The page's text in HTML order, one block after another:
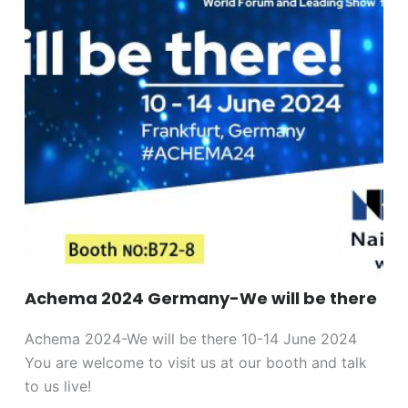
Achema 2024 Germany-We will be there
Achema 2024-We will be there 10-14 June 2024
You are welcome to visit us at our booth and talk
to us live!